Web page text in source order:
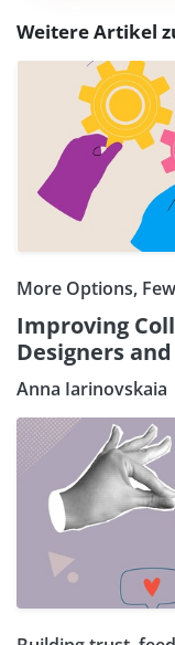
Weitere Artikel
More Options,
Improving
Designers
Anna Iarinovskaia